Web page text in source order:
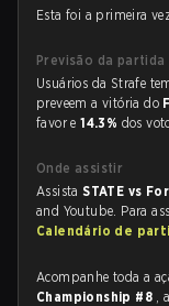
Esta foi a primeira
Previsão da partida
Usuários da Strafe
preveem a vitória do
favor e14.3% dos
Onde assistir
AssistaSTATE vs
and Youtube. Para
Calendário de
Acompanhe toda a
Championship #8 ,